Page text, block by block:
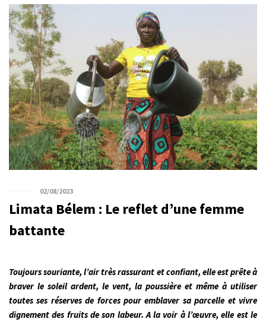
02/08/2023
Limata Bélem : Le reflet d’une femme
battante
Toujours souriante, l’air très rassurant et confiant, elle est prête à
braver le soleil ardent, le vent, la poussière et même à utiliser
toutes ses réserves de forces pour emblaver sa parcelle et vivre
dignement des fruits de son labeur. A la voir à l’œuvre, elle est le